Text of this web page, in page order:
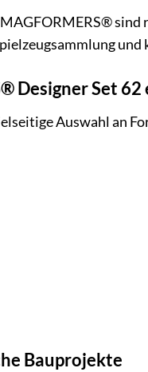
MAGFORMERS® sind
Designer Set
Auswahl an
Bauprojekte